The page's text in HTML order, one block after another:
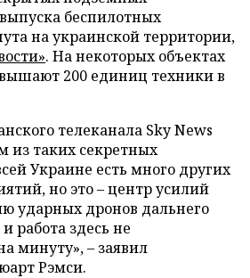
беспилотных
на украинской территории,
. На некоторых объектах
200 единиц техники в
телеканала Sky News
из таких секретных
Украине есть много других
но это – центр усилий
ударных дронов дальнего
работа здесь не
минуту», – заявил
Рэмси.